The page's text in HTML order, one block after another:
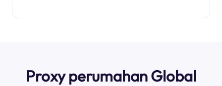
Proxy perumahan Global